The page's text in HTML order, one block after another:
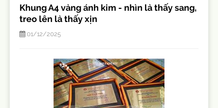
Khung A4 vàng ánh kim - nhìn là thấy sang,
treo lên là thấy xịn
01/12/2025